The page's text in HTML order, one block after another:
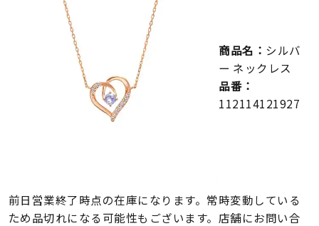
在庫ありのみ すべて表示
商品名： シルバ
ー ネックレス
品番：
112114121927
前日営業終了時点の在庫になります。常時変動している
ため品切れになる可能性もございます。店舗にお問い合